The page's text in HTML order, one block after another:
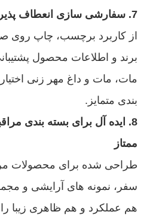
7. سفارشی سازی انعطاف پذیر برای هویت برند قوی تر
از کاربرد برچسب، چاپ روی
برند و اطلاعات محصول
مات، مات و داغ مهر زنی
بندی متمایز.
8. ایده آل برای بسته بندی
ممتاز
طراحی شده برای محصولات
سفر، نمونه های آرایشی و
هم عملکرد و هم ظاهری زیبا